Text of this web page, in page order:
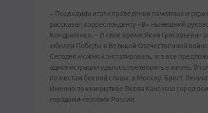
– Подводили итоги проведения памятных и
рассказал корреспонденту «В» нынешний
Кондратенко. – В свое время Яков Григорьевич
юбилея Победы в Великой Отечественной
Сегодня можно констатировать, что все
администрации удалось претворить в жизнь. В
по местам боевой славы: в Москву, Брест,
Именно по инициативе Якова Кана наш город
городами-героями России.